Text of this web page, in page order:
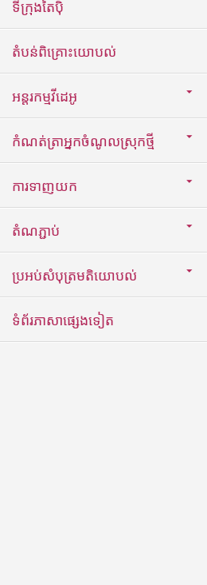
ទីក្រុងតៃប៉ិ
តំបន់ពិគ្រោះយោបល់
អន្តរកម្មវីដេអូ
កំណត់ត្រាអ្នកចំណូលស្រុកថ្មី
ការទាញយក
តំណភ្ជាប់
ប្រអប់សំបុត្រមតិយោបល់
ទំព័រភាសាផ្សេងទៀត